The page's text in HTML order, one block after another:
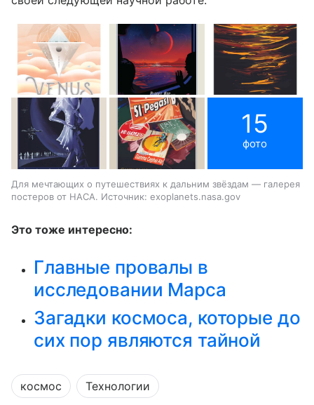
15
фото
Для мечтающих о путешествиях к дальним звёздам — галерея
постеров от НАСА. Источник: exoplanets.nasa.gov
Это тоже интересно:
Главные провалы в
исследовании Марса
Загадки космоса, которые до
сих пор являются тайной
космос Технологии